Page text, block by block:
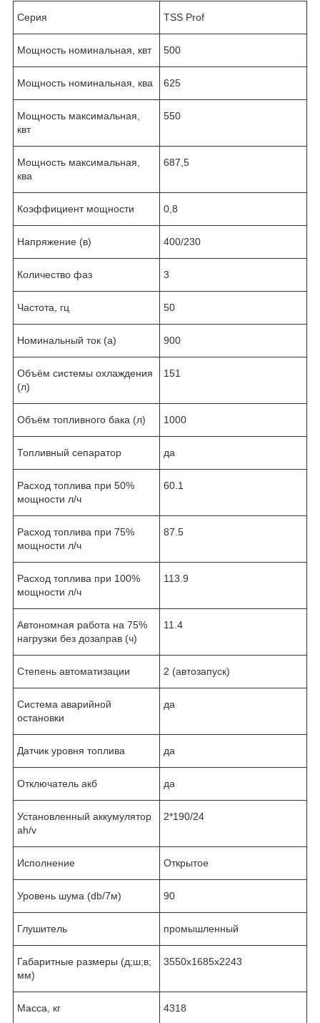
Серия TSS Prof
Мощность номинальная, квт 500
Мощность номинальная, ква 625
Мощность максимальная,
квт
550
Мощность максимальная,
ква
687,5
Коэффициент мощности 0,8
Напряжение (в) 400/230
Количество фаз 3
Частота, гц 50
Номинальный ток (а) 900
Объём системы охлаждения
(л)
151
Объём топливного бака (л) 1000
Топливный сепаратор да
Расход топлива при 50%
мощности л/ч
60.1
Расход топлива при 75%
мощности л/ч
87.5
Расход топлива при 100%
мощности л/ч
113.9
Автономная работа на 75%
нагрузки без дозаправ (ч)
11.4
Степень автоматизации 2 (автозапуск)
Система аварийной
остановки
да
Датчик уровня топлива да
Отключатель акб да
Установленный аккумулятор
ah/v
2*190/24
Исполнение Открытое
Уровень шума (db/7м) 90
Глушитель промышленный
Габаритные размеры (д;ш;в;
мм)
3550x1685x2243
Масса, кг 4318